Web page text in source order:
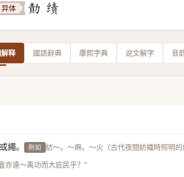
异体
释 國語辭典 康熙字典 说文解字 音
繩。 例如 紡～。～麻。～火（古代夜間紡織時照明的
亦遠～禹功而大庇民乎？”